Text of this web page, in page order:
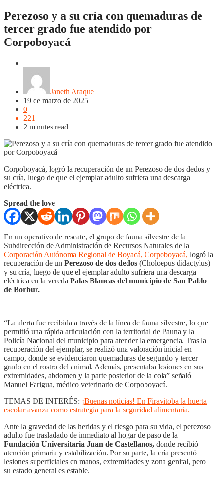
Perezoso y a su cría con quemaduras de
tercer grado fue atendido por
Corpoboyacá
Janeth Araque
19 de marzo de 2025
0
221
2 minutes read
Corpoboyacá, logró la recuperación de un Perezoso de dos dedos y
su cría, luego de que el ejemplar adulto sufriera una descarga
eléctrica.
Spread the love
En un operativo de rescate, el grupo de fauna silvestre de la
Subdirección de Administración de Recursos Naturales de la
Corporación Autónoma Regional de Boyacá, Corpoboyacá, logró la
recuperación de un Perezoso de dos dedos (Choloepus didactylus)
y su cría, luego de que el ejemplar adulto sufriera una descarga
eléctrica en la vereda Palas Blancas del municipio de San Pablo
de Borbur.
“La alerta fue recibida a través de la línea de fauna silvestre, lo que
permitió una rápida articulación con la territorial de Pauna y la
Policía Nacional del municipio para atender la emergencia. Tras la
recuperación del ejemplar, se realizó una valoración inicial en
campo, donde se evidenciaron quemaduras de segundo y tercer
grado en el rostro del animal. Además, presentaba lesiones en sus
extremidades, abdomen y la parte posterior de la cola” señaló
Manuel Farigua, médico veterinario de Corpoboyacá.
TEMAS DE INTERÉS: ¡Buenas noticias! En Firavitoba la huerta
escolar avanza como estrategia para la seguridad alimentaria.
Ante la gravedad de las heridas y el riesgo para su vida, el perezoso
adulto fue trasladado de inmediato al hogar de paso de la
Fundación Universitaria Juan de Castellanos, donde recibió
atención primaria y estabilización. Por su parte, la cría presentó
lesiones superficiales en manos, extremidades y zona genital, pero
su estado general es estable.